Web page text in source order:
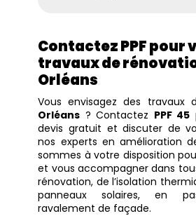
Contactez PPF pour
travaux de
Orléans
Vous envisagez des travaux
Orléans ? Contactez PPF 45
devis gratuit et discuter de
nos experts en amélioration
sommes à votre disposition
et vous accompagner dans
rénovation, de l’isolation
panneaux solaires, en
ravalement de façade.